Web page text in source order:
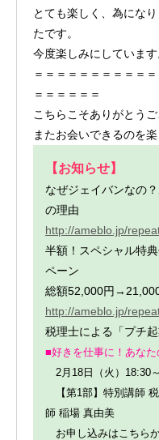
とても楽しく、為にな
たです。
今度楽しみにしていま
＝＝＝＝＝＝＝＝＝＝
＝＝＝＝＝＝
こちらこそありがとうご
またお会いできるのを
【お知らせ】
なぜジェイバンなの
の理由
http://ameblo.jp/
半額！スペシャル特
ペーン
総額52,000円→21,000
http://ameblo.jp/
税理士による「プチ起
■好きを仕事に！あな
2月18日（火）18:30
【第1部】特別講師
師 稲場 真由美
お申し込みはこちら